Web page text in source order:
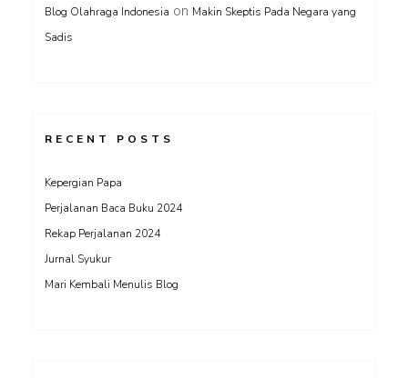
Blog Olahraga Indonesia on Makin Skeptis Pada Negara yang
Sadis
RECENT POSTS
Kepergian Papa
Perjalanan Baca Buku 2024
Rekap Perjalanan 2024
Jurnal Syukur
Mari Kembali Menulis Blog